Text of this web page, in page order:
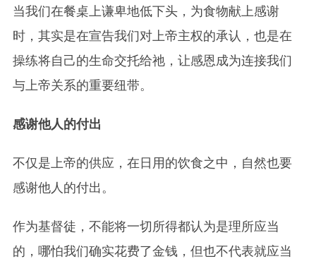
当我们在餐桌上谦卑地低下头，为食物献上感谢
时，其实是在宣告我们对上帝主权的承认，也是在
操练将自己的生命交托给祂，让感恩成为连接我们
与上帝关系的重要纽带。
感谢他人的付出
不仅是上帝的供应，在日用的饮食之中，自然也要
感谢他人的付出。
作为基督徒，不能将一切所得都认为是理所应当
的，哪怕我们确实花费了金钱，但也不代表就应当